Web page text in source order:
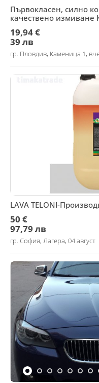
Първокласен, силно
качествено измиване
19,94 €
39 лв
гр. Пловдив, Каменица 1,
LAVA TELONI-
50 €
97,79 лв
гр. София, Лагера, 04 август